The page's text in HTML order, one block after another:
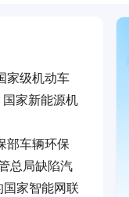
家级机动车
家新能源机
部车辆环保
总局缺陷汽
家智能网联